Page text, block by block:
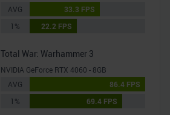
AVG
33.3 FPS
1%
22.2 FPS
Total War: Warhammer 3
NVIDIA GeForce RTX 4060 - 8GB
AVG
86.4 FPS
1%
69.4 FPS